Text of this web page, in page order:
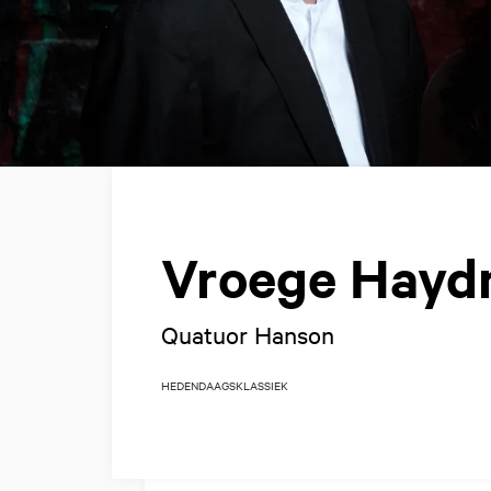
Vroege
Quatuor Hanson
HEDENDAAGSKLASSIEK